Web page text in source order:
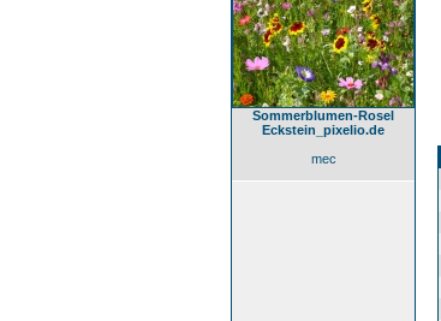
Sommerblumen-Rosel
Eckstein_pixelio.de
mec